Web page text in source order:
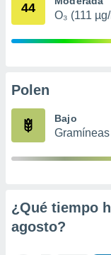
publicidad
de
1199
44
O₃ (111 µg/
Polen
Bajo
Gramíneas
¿Qué tiempo
agosto?